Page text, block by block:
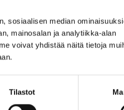
sosiaalisen median
mainosalan ja analytiikka-alan
voivat yhdistää näitä tietoja
Tilastot
uutuusluetteloihin, jotka